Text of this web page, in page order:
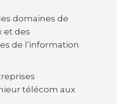
domaines de
et des
de l’information
télécom aux